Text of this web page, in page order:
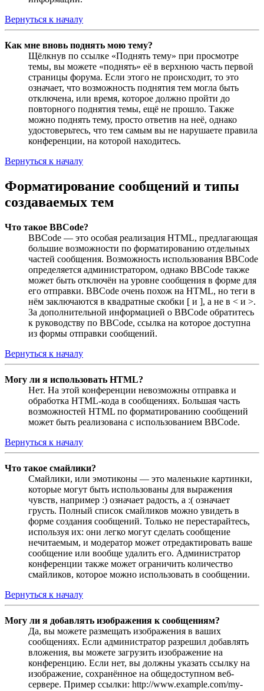
Вернуться к началу
Как мне вновь поднять мою тему?
Щёлкнув по ссылке «Поднять тему» при просмотре
темы, вы можете «поднять» её в верхнюю часть первой
страницы форума. Если этого не происходит, то это
означает, что возможность поднятия тем могла быть
отключена, или время, которое должно пройти до
повторного поднятия темы, ещё не прошло. Также
можно поднять тему, просто ответив на неё, однако
удостоверьтесь, что тем самым вы не нарушаете правила
конференции, на которой находитесь.
Вернуться к началу
Форматирование сообщений и типы
создаваемых тем
Что такое BBCode?
BBCode — это особая реализация HTML, предлагающая
большие возможности по форматированию отдельных
частей сообщения. Возможность использования BBCode
определяется администратором, однако BBCode также
может быть отключён на уровне сообщения в форме для
его отправки. BBCode очень похож на HTML, но теги в
нём заключаются в квадратные скобки [ и ], а не в < и >.
За дополнительной информацией о BBCode обратитесь
к руководству по BBCode, ссылка на которое доступна
из формы отправки сообщений.
Вернуться к началу
Могу ли я использовать HTML?
Нет. На этой конференции невозможны отправка и
обработка HTML-кода в сообщениях. Большая часть
возможностей HTML по форматированию сообщений
может быть реализована с использованием BBCode.
Вернуться к началу
Что такое смайлики?
Смайлики, или эмотиконы — это маленькие картинки,
которые могут быть использованы для выражения
чувств, например :) означает радость, а :( означает
грусть. Полный список смайликов можно увидеть в
форме создания сообщений. Только не перестарайтесь,
используя их: они легко могут сделать сообщение
нечитаемым, и модератор может отредактировать ваше
сообщение или вообще удалить его. Администратор
конференции также может ограничить количество
смайликов, которое можно использовать в сообщении.
Вернуться к началу
Могу ли я добавлять изображения к сообщениям?
Да, вы можете размещать изображения в ваших
сообщениях. Если администратор разрешил добавлять
вложения, вы можете загрузить изображение на
конференцию. Если нет, вы должны указать ссылку на
изображение, сохранённое на общедоступном веб-
сервере. Пример ссылки: http://www.example.com/my-